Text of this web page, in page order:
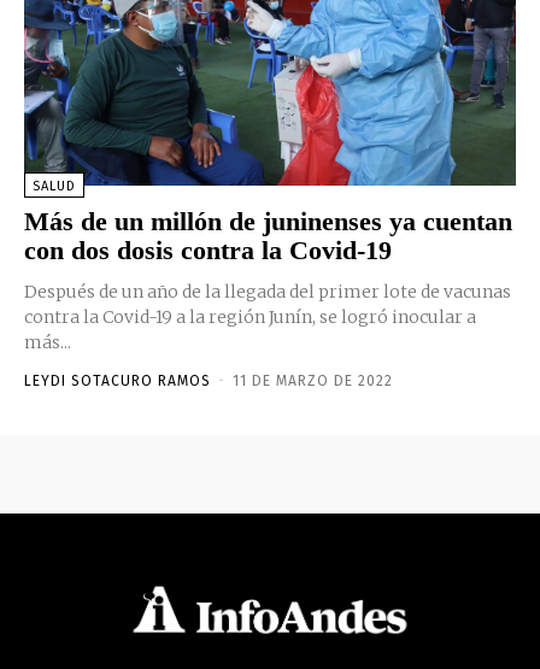
SALUD
Más de un millón de juninenses ya cuentan
con dos dosis contra la Covid-19
Después de un año de la llegada del primer lote de vacunas
contra la Covid-19 a la región Junín, se logró inocular a
más...
LEYDI SOTACURO RAMOS - 11 DE MARZO DE 2022